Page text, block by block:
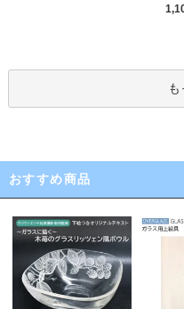
も
おすすめ商品